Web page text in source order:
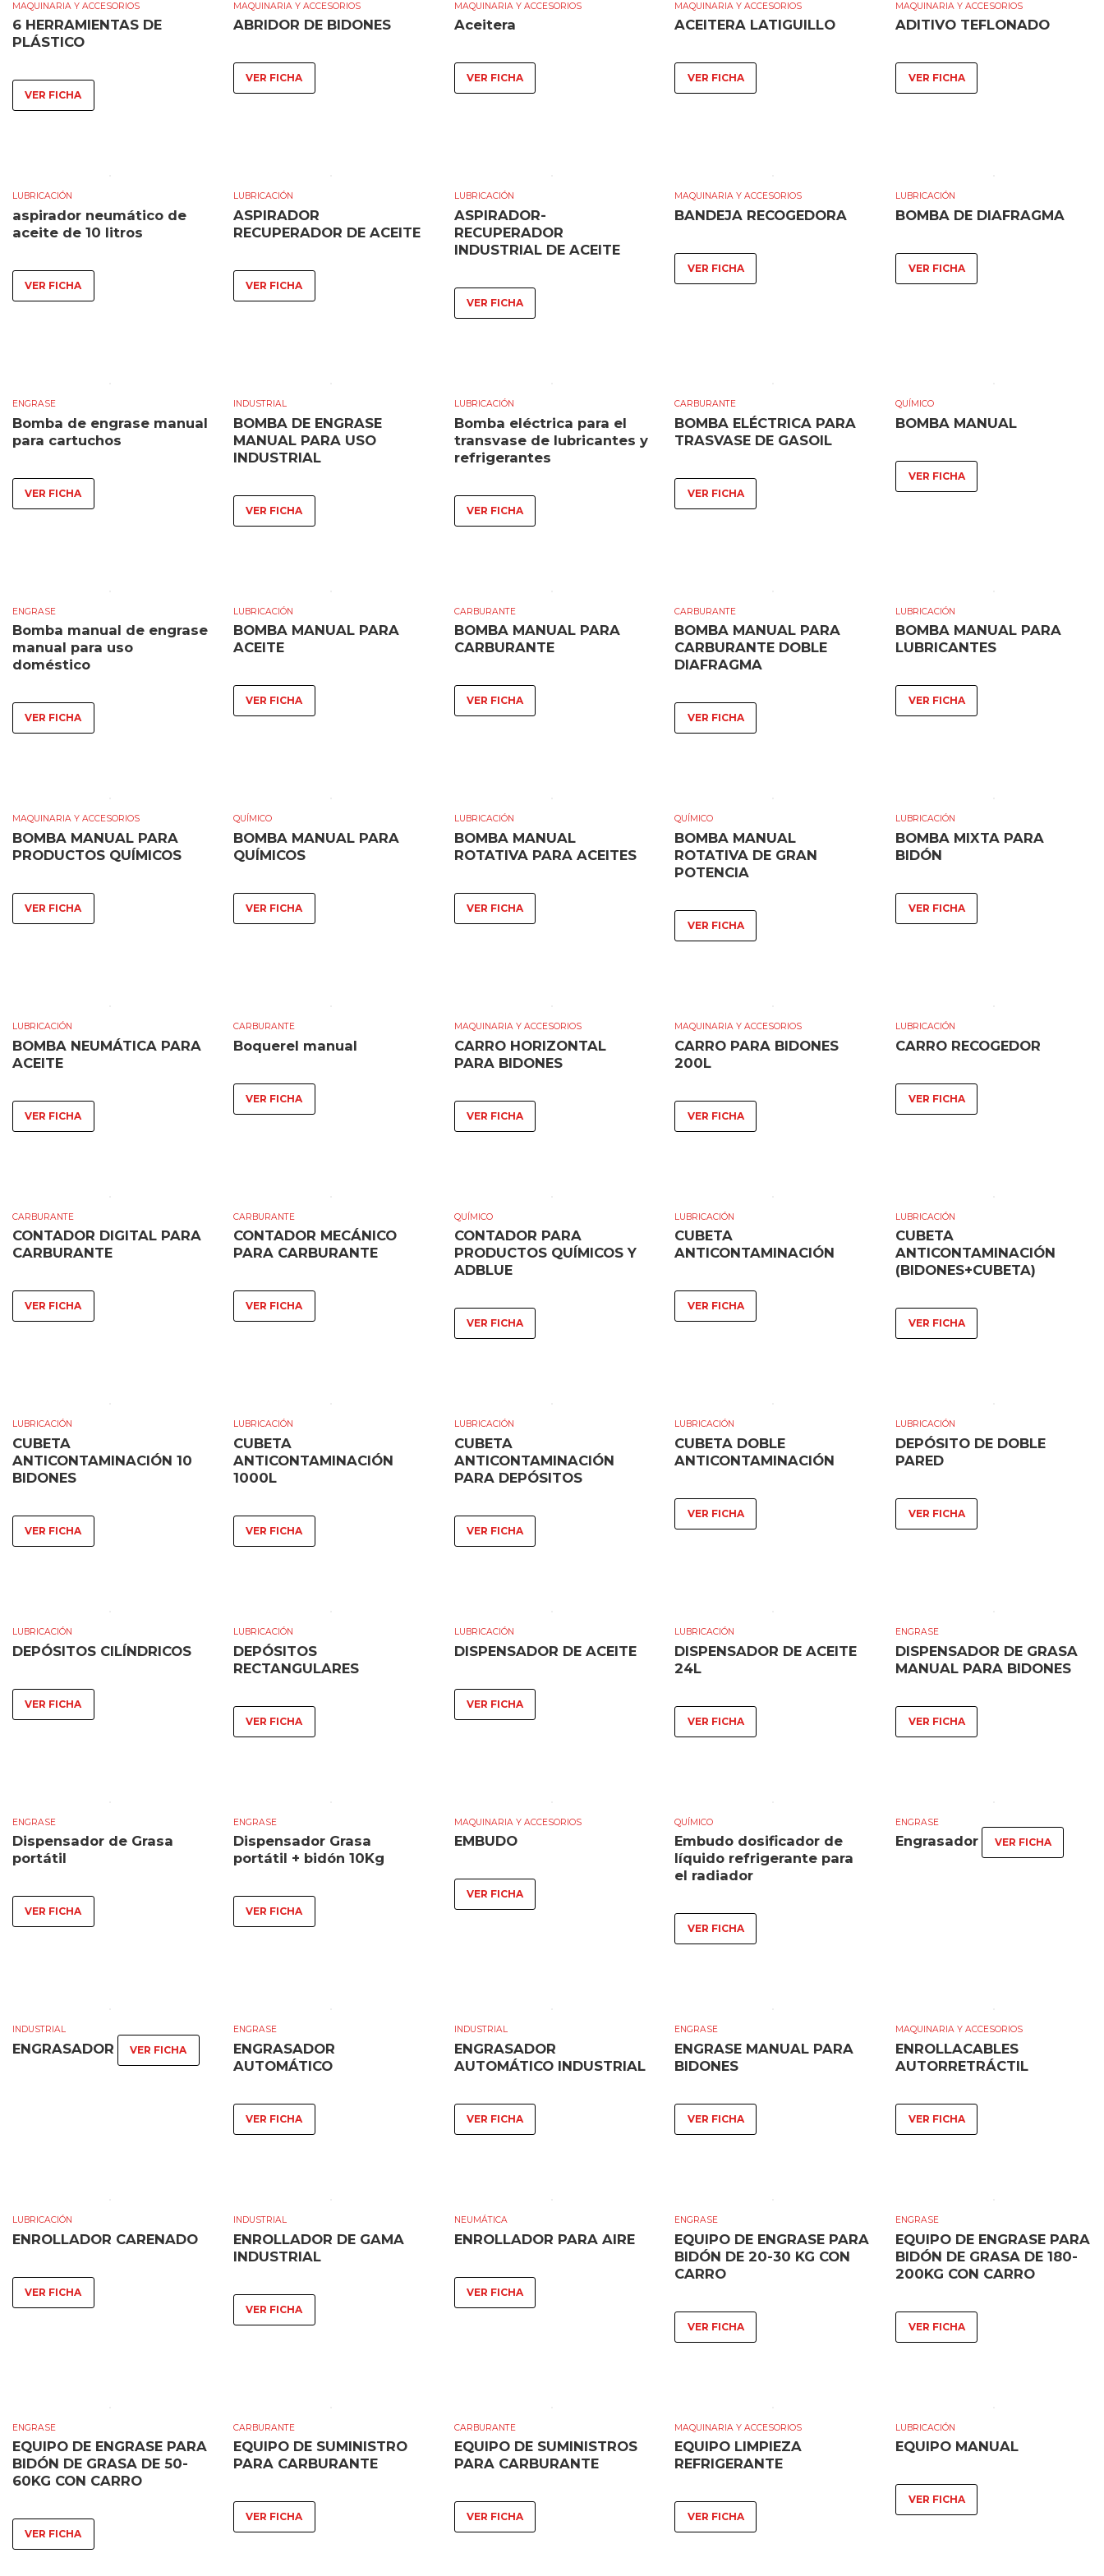
MAQUINARIA Y ACCESORIOS
6 HERRAMIENTAS DE
PLÁSTICO
VER FICHA
MAQUINARIA Y ACCESORIOS
ABRIDOR DE BIDONES
VER FICHA
MAQUINARIA Y ACCESORIOS
Aceitera
VER FICHA
MAQUINARIA Y ACCESORIOS
ACEITERA LATIGUILLO
VER FICHA
MAQUINARIA Y ACCESORIOS
ADITIVO TEFLONADO
VER FICHA
LUBRICACIÓN
aspirador neumático de
aceite de 10 litros
VER FICHA
LUBRICACIÓN
ASPIRADOR
RECUPERADOR DE ACEITE
VER FICHA
LUBRICACIÓN
ASPIRADOR-
RECUPERADOR
INDUSTRIAL DE ACEITE
VER FICHA
MAQUINARIA Y ACCESORIOS
BANDEJA RECOGEDORA
VER FICHA
LUBRICACIÓN
BOMBA DE DIAFRAGMA
VER FICHA
ENGRASE
Bomba de engrase manual
para cartuchos
VER FICHA
INDUSTRIAL
BOMBA DE ENGRASE
MANUAL PARA USO
INDUSTRIAL
VER FICHA
LUBRICACIÓN
Bomba eléctrica para el
transvase de lubricantes y
refrigerantes
VER FICHA
CARBURANTE
BOMBA ELÉCTRICA PARA
TRASVASE DE GASOIL
VER FICHA
QUÍMICO
BOMBA MANUAL
VER FICHA
ENGRASE
Bomba manual de engrase
manual para uso
doméstico
VER FICHA
LUBRICACIÓN
BOMBA MANUAL PARA
ACEITE
VER FICHA
CARBURANTE
BOMBA MANUAL PARA
CARBURANTE
VER FICHA
CARBURANTE
BOMBA MANUAL PARA
CARBURANTE DOBLE
DIAFRAGMA
VER FICHA
LUBRICACIÓN
BOMBA MANUAL PARA
LUBRICANTES
VER FICHA
MAQUINARIA Y ACCESORIOS
BOMBA MANUAL PARA
PRODUCTOS QUÍMICOS
VER FICHA
QUÍMICO
BOMBA MANUAL PARA
QUÍMICOS
VER FICHA
LUBRICACIÓN
BOMBA MANUAL
ROTATIVA PARA ACEITES
VER FICHA
QUÍMICO
BOMBA MANUAL
ROTATIVA DE GRAN
POTENCIA
VER FICHA
LUBRICACIÓN
BOMBA MIXTA PARA
BIDÓN
VER FICHA
LUBRICACIÓN
BOMBA NEUMÁTICA PARA
ACEITE
VER FICHA
CARBURANTE
Boquerel manual
VER FICHA
MAQUINARIA Y ACCESORIOS
CARRO HORIZONTAL
PARA BIDONES
VER FICHA
MAQUINARIA Y ACCESORIOS
CARRO PARA BIDONES
200L
VER FICHA
LUBRICACIÓN
CARRO RECOGEDOR
VER FICHA
CARBURANTE
CONTADOR DIGITAL PARA
CARBURANTE
VER FICHA
CARBURANTE
CONTADOR MECÁNICO
PARA CARBURANTE
VER FICHA
QUÍMICO
CONTADOR PARA
PRODUCTOS QUÍMICOS Y
ADBLUE
VER FICHA
LUBRICACIÓN
CUBETA
ANTICONTAMINACIÓN
VER FICHA
LUBRICACIÓN
CUBETA
ANTICONTAMINACIÓN
(BIDONES+CUBETA)
VER FICHA
LUBRICACIÓN
CUBETA
ANTICONTAMINACIÓN 10
BIDONES
VER FICHA
LUBRICACIÓN
CUBETA
ANTICONTAMINACIÓN
1000L
VER FICHA
LUBRICACIÓN
CUBETA
ANTICONTAMINACIÓN
PARA DEPÓSITOS
VER FICHA
LUBRICACIÓN
CUBETA DOBLE
ANTICONTAMINACIÓN
VER FICHA
LUBRICACIÓN
DEPÓSITO DE DOBLE
PARED
VER FICHA
LUBRICACIÓN
DEPÓSITOS CILÍNDRICOS
VER FICHA
LUBRICACIÓN
DEPÓSITOS
RECTANGULARES
VER FICHA
LUBRICACIÓN
DISPENSADOR DE ACEITE
VER FICHA
LUBRICACIÓN
DISPENSADOR DE ACEITE
24L
VER FICHA
ENGRASE
DISPENSADOR DE GRASA
MANUAL PARA BIDONES
VER FICHA
ENGRASE
Dispensador de Grasa
portátil
VER FICHA
ENGRASE
Dispensador Grasa
portátil + bidón 10Kg
VER FICHA
MAQUINARIA Y ACCESORIOS
EMBUDO
VER FICHA
QUÍMICO
Embudo dosificador de
líquido refrigerante para
el radiador
VER FICHA
ENGRASE
Engrasador VER FICHA
INDUSTRIAL
ENGRASADOR VER FICHA
ENGRASE
ENGRASADOR
AUTOMÁTICO
VER FICHA
INDUSTRIAL
ENGRASADOR
AUTOMÁTICO INDUSTRIAL
VER FICHA
ENGRASE
ENGRASE MANUAL PARA
BIDONES
VER FICHA
MAQUINARIA Y ACCESORIOS
ENROLLACABLES
AUTORRETRÁCTIL
VER FICHA
LUBRICACIÓN
ENROLLADOR CARENADO
VER FICHA
INDUSTRIAL
ENROLLADOR DE GAMA
INDUSTRIAL
VER FICHA
NEUMÁTICA
ENROLLADOR PARA AIRE
VER FICHA
ENGRASE
EQUIPO DE ENGRASE PARA
BIDÓN DE 20-30 KG CON
CARRO
VER FICHA
ENGRASE
EQUIPO DE ENGRASE PARA
BIDÓN DE GRASA DE 180-
200KG CON CARRO
VER FICHA
ENGRASE
EQUIPO DE ENGRASE PARA
BIDÓN DE GRASA DE 50-
60KG CON CARRO
VER FICHA
CARBURANTE
EQUIPO DE SUMINISTRO
PARA CARBURANTE
VER FICHA
CARBURANTE
EQUIPO DE SUMINISTROS
PARA CARBURANTE
VER FICHA
MAQUINARIA Y ACCESORIOS
EQUIPO LIMPIEZA
REFRIGERANTE
VER FICHA
LUBRICACIÓN
EQUIPO MANUAL
VER FICHA